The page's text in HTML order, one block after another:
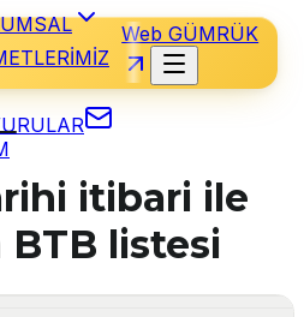
Web GÜMRÜK
itibari ile
BTB listesi